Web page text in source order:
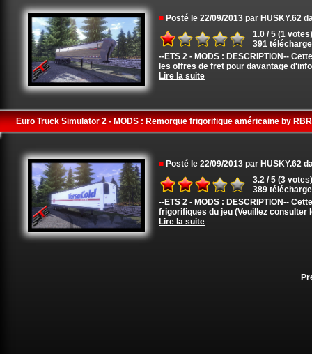
■ Posté le 22/09/2013 par HUSKY.62
1.0 / 5 (1 votes)
391
--ETS 2 - MODS : DESCRIPTION--
les offres de fret pour davantage
Lire la suite
Euro Truck Simulator 2 - MODS : Remorque frigorifique américaine by
■ Posté le 22/09/2013 par HUSKY.62
3.2 / 5 (3 votes)
389
--ETS 2 - MODS : DESCRIPTION--
frigorifiques du jeu (Veuillez
Lire la suite